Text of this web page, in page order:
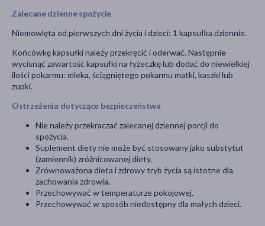
Zalecane dzienne spożycie
Niemowlęta od pierwszych dni życia i dzieci: 1 kapsułka dziennie.
Końcówkę kapsułki należy przekręcić i oderwać. Następnie
wycisnąć zawartość kapsułki na łyżeczkę lub dodać do niewielkiej
ilości pokarmu: mleka, ściągniętego pokarmu matki, kaszki lub
zupki.
Ostrzeżenia dotyczące bezpieczeństwa
Nie należy przekraczać zalecanej dziennej porcji do
spożycia.
Suplement diety nie może być stosowany jako substytut
(zamiennik) zróżnicowanej diety.
Zrównoważona dieta i zdrowy tryb życia są istotne dla
zachowania zdrowia.
Przechowywać w temperaturze pokojowej.
Przechowywać w sposób niedostępny dla małych dzieci.